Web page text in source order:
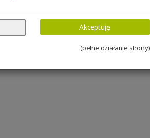
Akceptuję
(pełne działanie strony)